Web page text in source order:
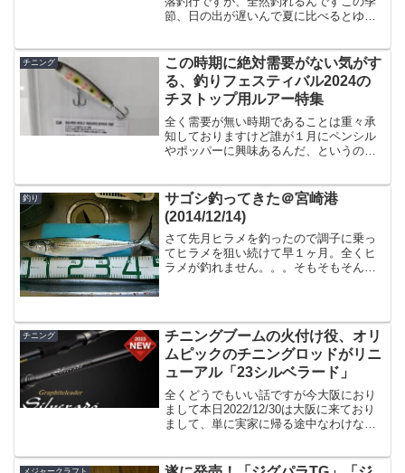
節、日の出が遅いんで夏に比べるとゆっ
に慣れてないんですよね。要するに寒い
から面倒でゆっくり家を出...
チニング
この時期に絶対需要がない気がす
る、釣りフェスティバル2024の
チヌトップ用ルアー特集
全く需要が無い時期であることは重々承
知しておりますけど誰が１月にペンシル
やポッパーに興味あるんだ、というのは
いうことで、釣りフェスティバル2024で
見てきた「チヌトップ...
釣り
サゴシ釣ってきた＠宮崎港
(2014/12/14)
さて先月ヒラメを釣ったので調子に乗っ
てヒラメを狙い続けて早１ヶ月。全くヒ
ラメが釣れません。。。そもそもそんな
同じで、ヒラメも狙わないと...
チニング
チニングブームの火付け役、オリ
ムピックのチニングロッドがリニ
ューアル「23シルベラード」
全くどうでもいい話ですが今大阪におり
まして本日2022/12/30は大阪に来ており
まして、単に実家に帰る途中なわけなん
ついルアーを買ってしまいそうになるわ
メジャークラフト